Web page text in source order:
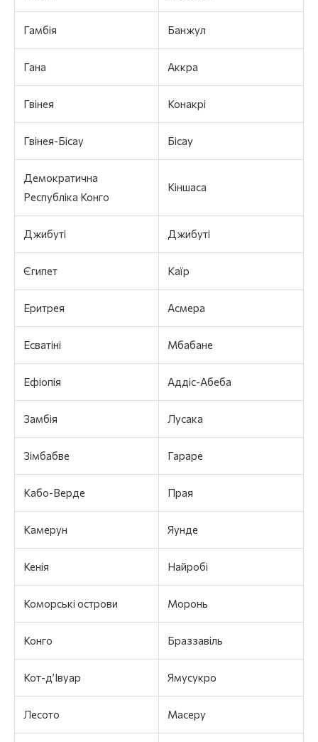
Гамбія Банжул
Гана Аккра
Гвінея Конакрі
Гвінея-Бісау Бісау
Демократична
Республіка Конго
Кіншаса
Джибуті Джибуті
Єгипет Каїр
Еритрея Асмера
Есватіні Мбабане
Ефіопія Аддіс-Абеба
Замбія Лусака
Зімбабве Гараре
Кабо-Верде Прая
Камерун Яунде
Кенія Найробі
Коморські острови Моронь
Конго Браззавіль
Кот-д’Івуар Ямусукро
Лесото Масеру